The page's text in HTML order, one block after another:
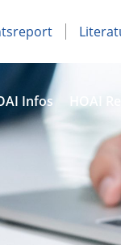
Infos HOAI